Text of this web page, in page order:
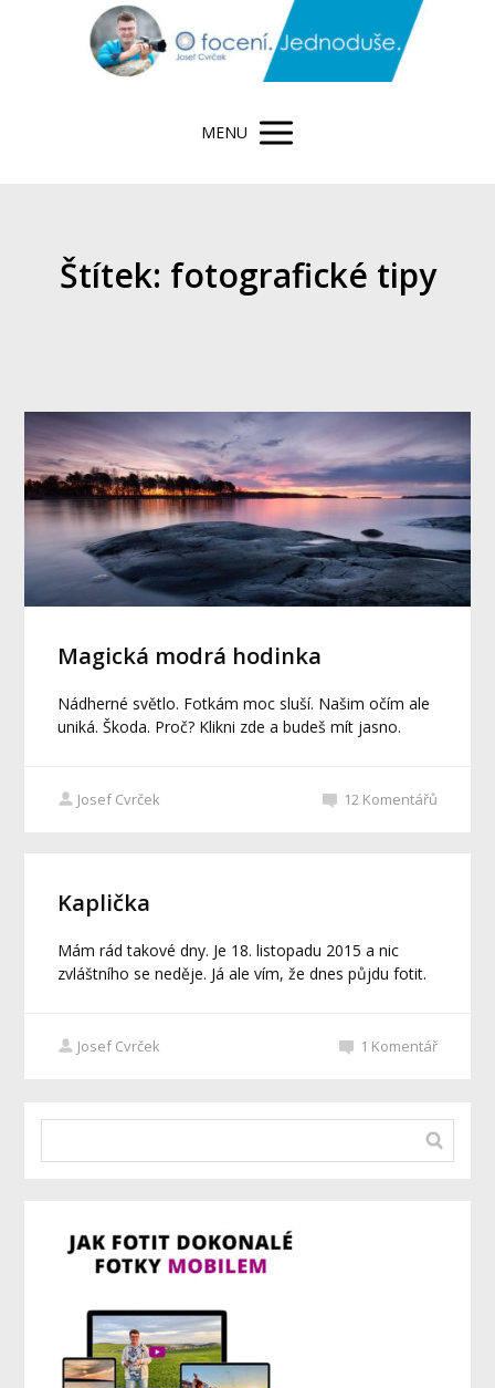
MENU
Štítek: fotografické tipy
Magická modrá hodinka
Nádherné světlo. Fotkám moc sluší. Našim očím ale
uniká. Škoda. Proč? Klikni zde a budeš mít jasno.
Josef Cvrček 12 Komentářů
Kaplička
Mám rád takové dny. Je 18. listopadu 2015 a nic
zvláštního se neděje. Já ale vím, že dnes půjdu fotit.
Josef Cvrček 1 Komentář